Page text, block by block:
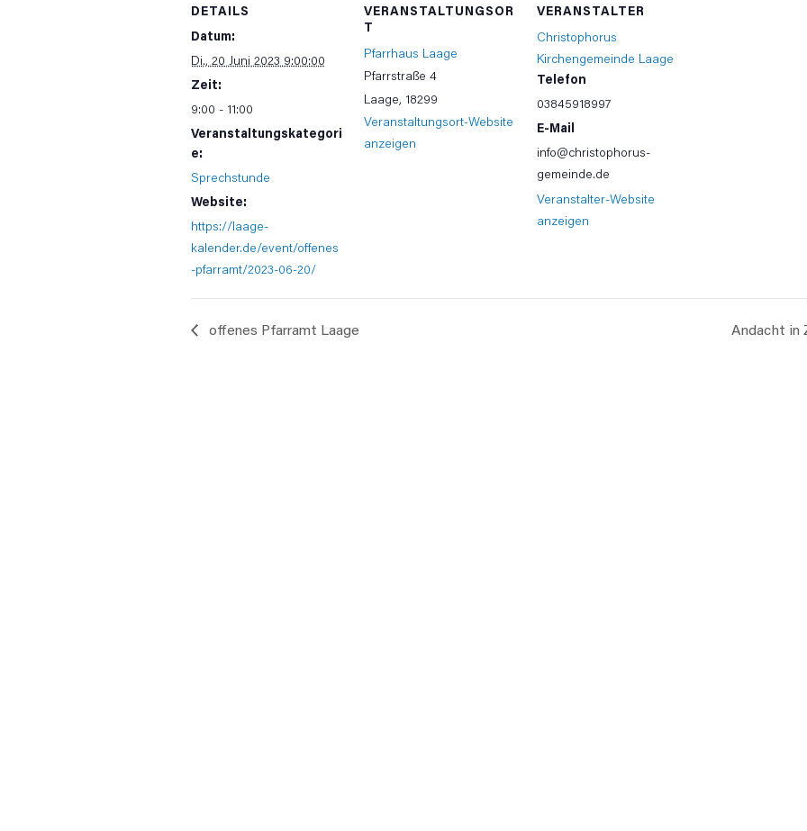
DETAILS
Datum:
Di., 20 Juni 2023 9:00:00
Zeit:
9:00 - 11:00
Veranstaltungskategori
e:
Sprechstunde
Website:
https://laage-
kalender.de/event/offenes
-pfarramt/2023-06-20/
VERANSTALTUNGSOR
T
Pfarrhaus Laage
Pfarrstraße 4
Laage, 18299
Veranstaltungsort-Website
anzeigen
VERANSTALTER
Christophorus
Kirchengemeinde Laage
Telefon
03845918997
E-Mail
info@christophorus-
gemeinde.de
Veranstalter-Website
anzeigen
offenes Pfarramt Laage Andacht in